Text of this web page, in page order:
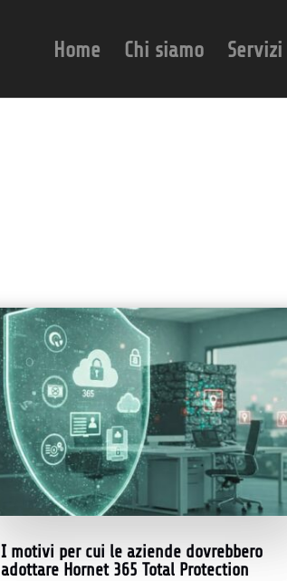
Home Chi siamo Servizi
I motivi per cui le aziende dovrebbero
adottare Hornet 365 Total Protection